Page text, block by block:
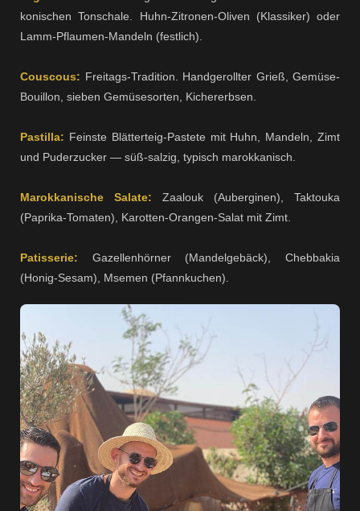
konischen Tonschale. Huhn-Zitronen-Oliven (Klassiker) oder
Lamm-Pflaumen-Mandeln (festlich).
Couscous: Freitags-Tradition. Handgerollter Grieß, Gemüse-
Bouillon, sieben Gemüsesorten, Kichererbsen.
Pastilla: Feinste Blätterteig-Pastete mit Huhn, Mandeln, Zimt
und Puderzucker — süß-salzig, typisch marokkanisch.
Marokkanische Salate: Zaalouk (Auberginen), Taktouka
(Paprika-Tomaten), Karotten-Orangen-Salat mit Zimt.
Patisserie: Gazellenhörner (Mandelgebäck), Chebbakia
(Honig-Sesam), Msemen (Pfannkuchen).